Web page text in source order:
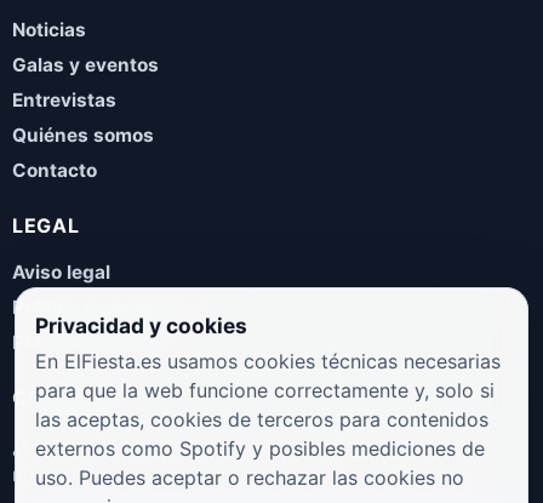
Noticias
Galas y eventos
Entrevistas
Quiénes somos
Contacto
LEGAL
Aviso legal
Política de privacidad
Política de cookies
COLABORA
¿Eres artista, manager, sello o promotor? Envíanos tus
novedades, galas, entrevistas o propuestas musicales.
Privacidad y cookies
En ElFiesta.es usamos cookies técnicas necesarias
para que la web funcione correctamente y, solo si
las aceptas, cookies de terceros para contenidos
externos como Spotify y posibles mediciones de
uso. Puedes aceptar o rechazar las cookies no